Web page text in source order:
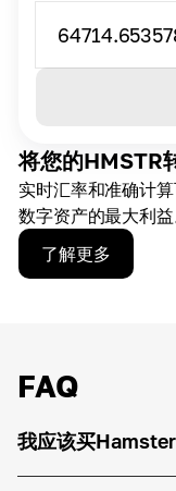
将您的HMSTR
实时汇率和准确计
数字资产的最大利益
了解更多
FAQ
我应该买